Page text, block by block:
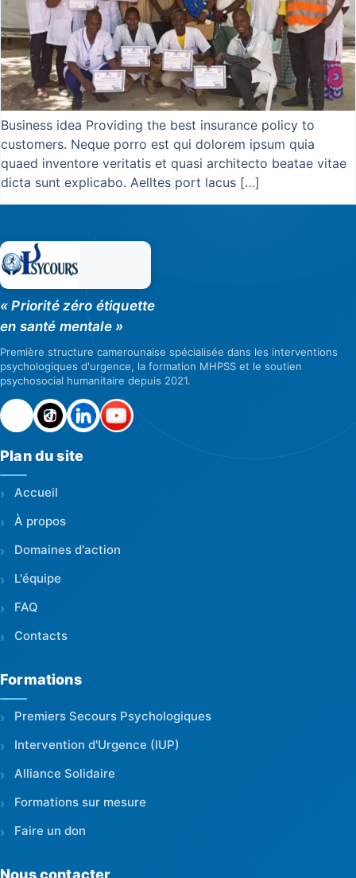
Business idea Providing the best insurance policy to
customers. Neque porro est qui dolorem ipsum quia
quaed inventore veritatis et quasi architecto beatae vitae
dicta sunt explicabo. Aelltes port lacus […]
« Priorité zéro étiquette
en santé mentale »
Première structure camerounaise spécialisée dans les interventions
psychologiques d'urgence, la formation MHPSS et le soutien
psychosocial humanitaire depuis 2021.
Plan du site
Accueil
À propos
Domaines d'action
L'équipe
FAQ
Contacts
Formations
Premiers Secours Psychologiques
Intervention d'Urgence (IUP)
Alliance Solidaire
Formations sur mesure
Faire un don
Nous contacter